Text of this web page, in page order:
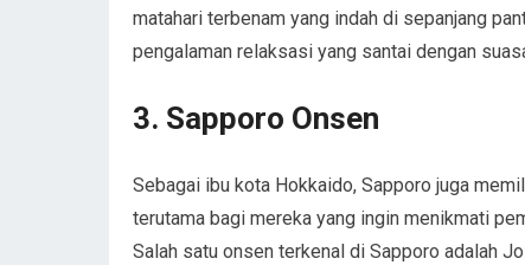
matahari terbenam yang indah di sepanjang
pengalaman relaksasi yang santai dengan
3. Sapporo Onsen
Sebagai ibu kota Hokkaido, Sapporo juga
terutama bagi mereka yang ingin menikmati
Salah satu onsen terkenal di Sapporo adalah